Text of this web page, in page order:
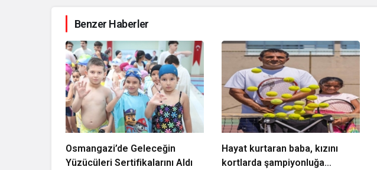
Benzer Haberler
Osmangazi’de Geleceğin
Yüzücüleri Sertifikalarını Aldı
Hayat kurtaran baba, kızını
kortlarda şampiyonluğa